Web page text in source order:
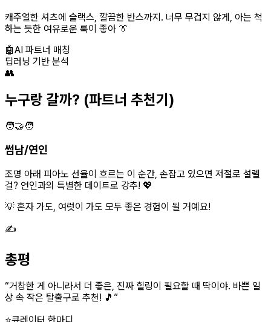
캐주얼한 셔츠에 슬랙스, 깔끔한 반스까지. 너무 무겁지 않게, 아는 척
하는 듯한 여유로운 룩이 좋아 👔
🤖AI 파트너 매칭
딥러닝 기반 분석
👥
누구랑 갈까? (파트너 추천기)
🧑‍🤝‍🧑
썸남/연인
조명 아래 피아노 선율이 흐르는 이 순간, 손잡고 있으면 저절로 설렐
걸? 연인과의 특별한 데이트로 강추! 💖
💡 혼자 가도, 여럿이 가도 모두 좋은 경험이 될 거예요!
✍️
총평
“거창한 게 아니라서 더 좋은, 진짜 힐링이 필요할 때 딱이야. 바쁜 일
상 속 작은 탈출구로 추천! 🎵 ”